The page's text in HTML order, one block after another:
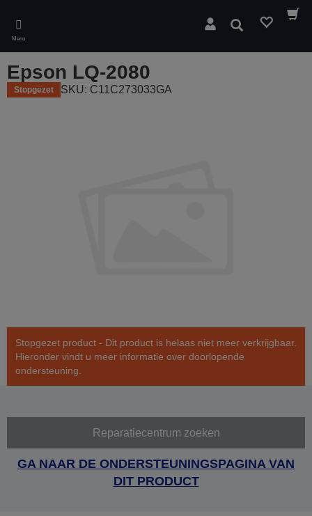
main
content
Menu
Zoeken
Epson LQ-2080
Stopgezet SKU: C11C273033GA
Stopgezet product - Dit product is helaas niet meer verkrijgbaar.
Hieronder vindt u meer informatie over doorlopende
ondersteuning.
Reparatiecentrum zoeken
GA NAAR DE ONDERSTEUNINGSPAGINA VAN
DIT PRODUCT